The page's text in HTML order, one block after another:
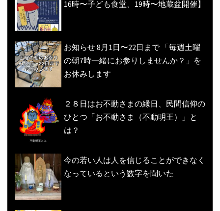
16時〜子ども食堂、19時〜地蔵盆開催】
お知らせ 8月1日〜22日まで 「毎週土曜
の朝7時一緒にお参りしませんか？」を
お休みします
２８日はお不動さまの縁日、民間信仰の
ひとつ「お不動さま（不動明王）」と
は？
今の若い人は人を信じることができなく
なっているという数字を聞いた